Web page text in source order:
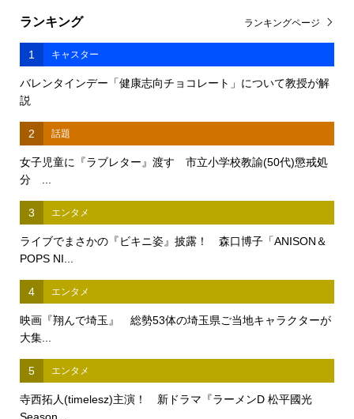
ランキング
1 キャスター
バレンタインデー「健康志向チョコレート」について教授が解
説
2 話題
女子児童に『ラブレター』渡す 市立小学校教諭(50代)懲戒処
分 ...
3 エンタメ
ライブでまさかの『ビキニ姿』披露！ 森口博子「ANISON＆
POPS NI...
4 エンタメ
映画『翔んで埼玉』 総勢53体の埼玉県ご当地キャラクターが
大集...
5 エンタメ
寺西拓人(timelesz)主演！ 新ドラマ『ラーメンD 松平國光
Season...
ランキングページ